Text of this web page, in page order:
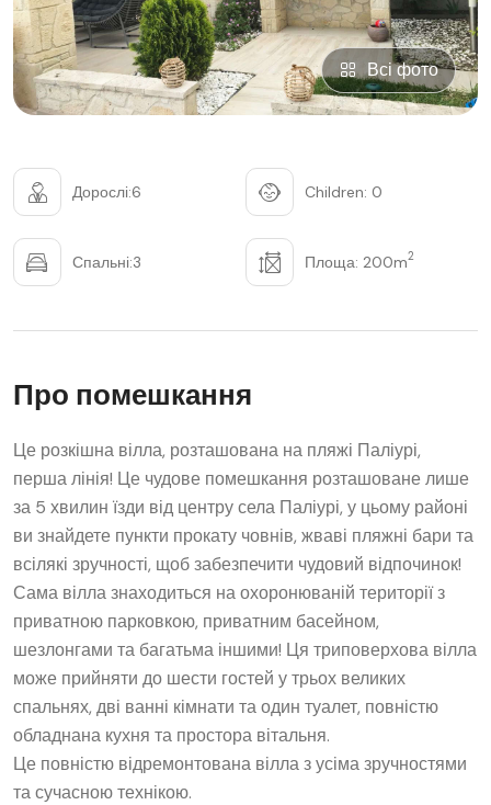
Всі фото
Дорослі:6 Children: 0
Спальні:3 Площа: 200m2
Про помешкання
Це розкішна вілла, розташована на пляжі Паліурі,
перша лінія! Це чудове помешкання розташоване лише
за 5 хвилин їзди від центру села Паліурі, у цьому районі
ви знайдете пункти прокату човнів, жваві пляжні бари та
всілякі зручності, щоб забезпечити чудовий відпочинок!
Сама вілла знаходиться на охоронюваній території з
приватною парковкою, приватним басейном,
шезлонгами та багатьма іншими! Ця триповерхова вілла
може прийняти до шести гостей у трьох великих
спальнях, дві ванні кімнати та один туалет, повністю
обладнана кухня та простора вітальня.
Це повністю відремонтована вілла з усіма зручностями
та сучасною технікою.